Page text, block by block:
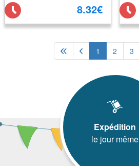
8.32€
1 2 3
Expédition
le jour même